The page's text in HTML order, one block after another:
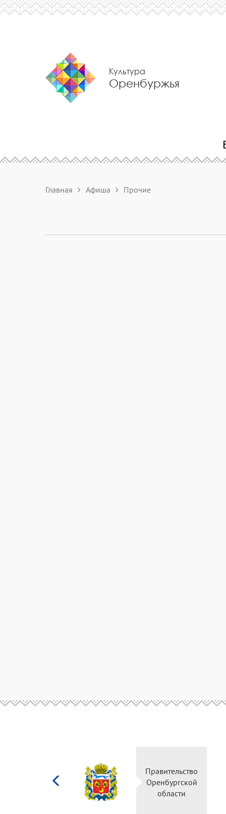
Культура
Оренбуржья
Главная Афиша Прочие
Правительство
Оренбургской
области